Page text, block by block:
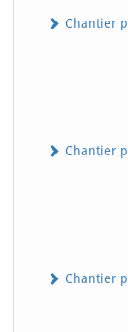
Chantier
Chantier
Chantier